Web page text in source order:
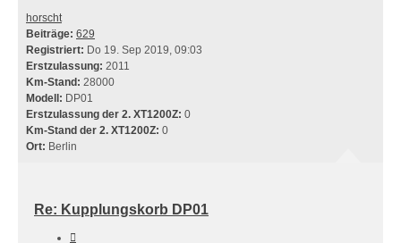
horscht
Beiträge: 629
Registriert: Do 19. Sep 2019, 09:03
Erstzulassung: 2011
Km-Stand: 28000
Modell: DP01
Erstzulassung der 2. XT1200Z: 0
Km-Stand der 2. XT1200Z: 0
Ort: Berlin
Re: Kupplungskorb DP01